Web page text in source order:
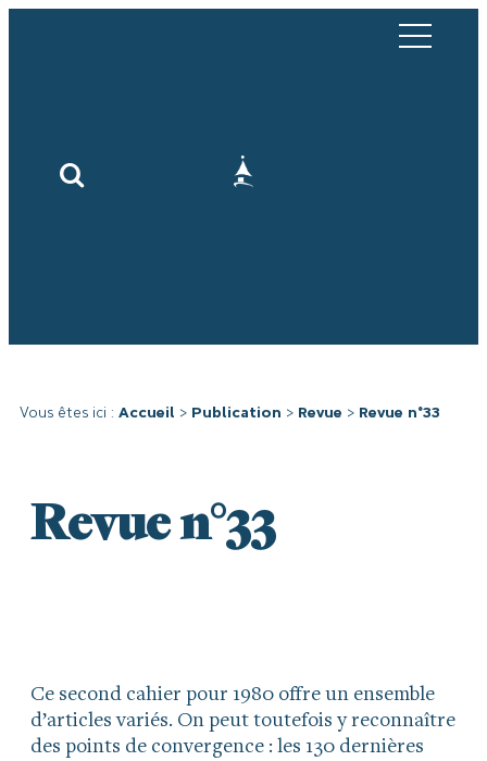
Vous êtes ici : Accueil > Publication > Revue > Revue n°33
Revue n°33
Ce second cahier pour 1980 offre un ensemble
d’articles variés. On peut toutefois y reconnaître
des points de convergence : les 130 dernières